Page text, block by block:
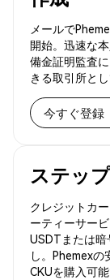
メールで
開始。迅速な
備金証明監査
きる取引所と
今すぐ登録
ステッ
クレジットカ
ーティーサー
USDTまたは
し。Phemex
CKUを購入可能